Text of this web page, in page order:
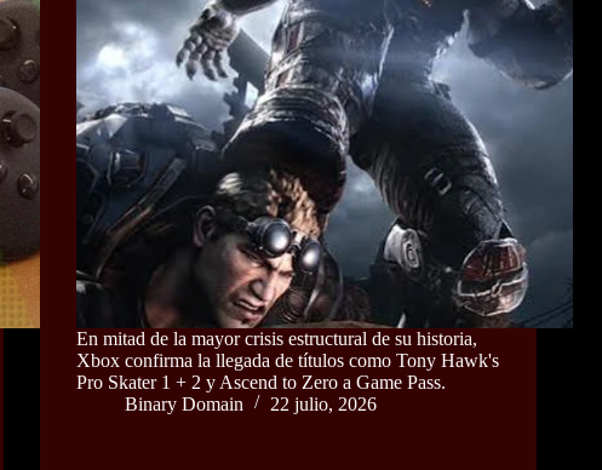
En mitad de la mayor crisis estructural de su historia,
Xbox confirma la llegada de títulos como Tony Hawk's
Pro Skater 1 + 2 y Ascend to Zero a Game Pass.
Binary Domain
22 julio, 2026